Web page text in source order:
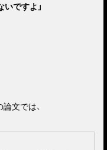
ですよ」
文では、